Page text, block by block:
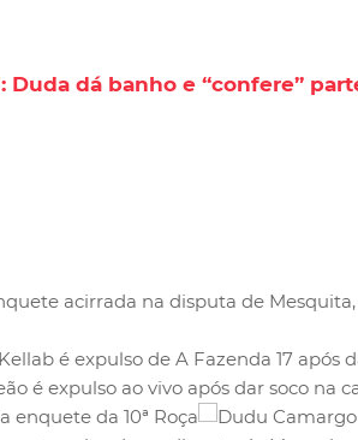
Duda dá banho e “confere”